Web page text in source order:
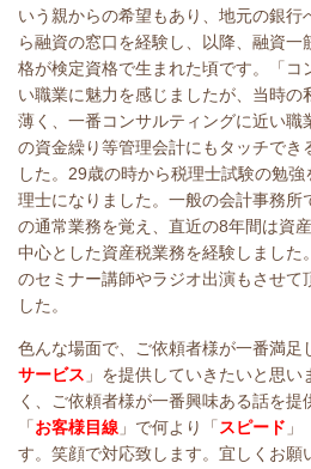
いう親からの希望もあり、地元の銀
ら融資の窓口を経験し、以降、融資一
格が検定資格で生まれた頃です。「コ
い職業に魅力を感じましたが、当時の
薄く、一番コンサルティングに近い職
の資金繰り等管理会計にもタッチでき
した。29歳の時から税理士試験の勉
理士になりました。一般の会計事務所
の通常業務を覚え、直近の8年間は資
中心とした資産税業務を経験しまし
のセミナー講師やラジオ出演もさせて
した。
色んな場面で、ご依頼者様が一番満足
サービス 」を提供していきたいと思
く、ご依頼者様が一番興味ある話を提
「お客様目線 」で何より「スピード 」
す。笑顔で対応致します。宜しくお願